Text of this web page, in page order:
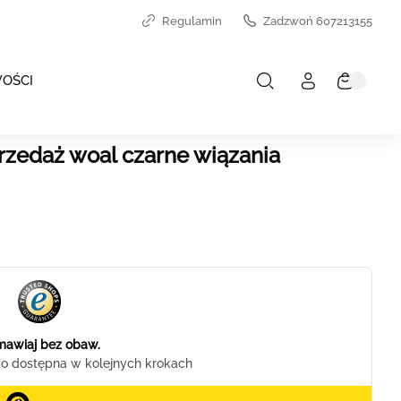
Regulamin Zadzwoń 607213155
woal czarne wiązania